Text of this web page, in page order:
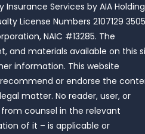
Services by AIA
License Numbers 2107129
NAIC #13285. The
and materials available on this
information. This website
or endorse the
matter. No reader, user, or
counsel in the relevant
of it – is applicable or